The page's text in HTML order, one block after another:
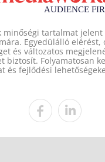
minőségi tartalmat
Egyedülálló elérést,
és változatos
biztosít. Folyamatosan
és fejlődési